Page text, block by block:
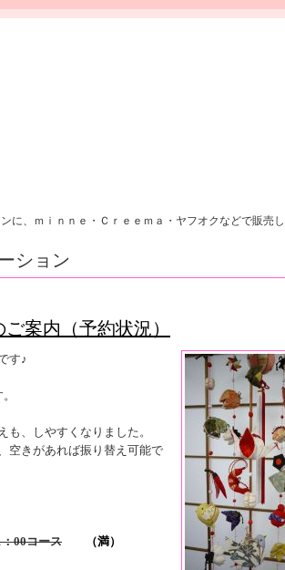
、ｍｉｎｎｅ・Ｃｒｅｅｍａ・ヤフオクなどで販売し
ション
案内（予約状況）
す♪
も、しやすくなりました。
空きがあれば振り替え可能で
00コース （満）